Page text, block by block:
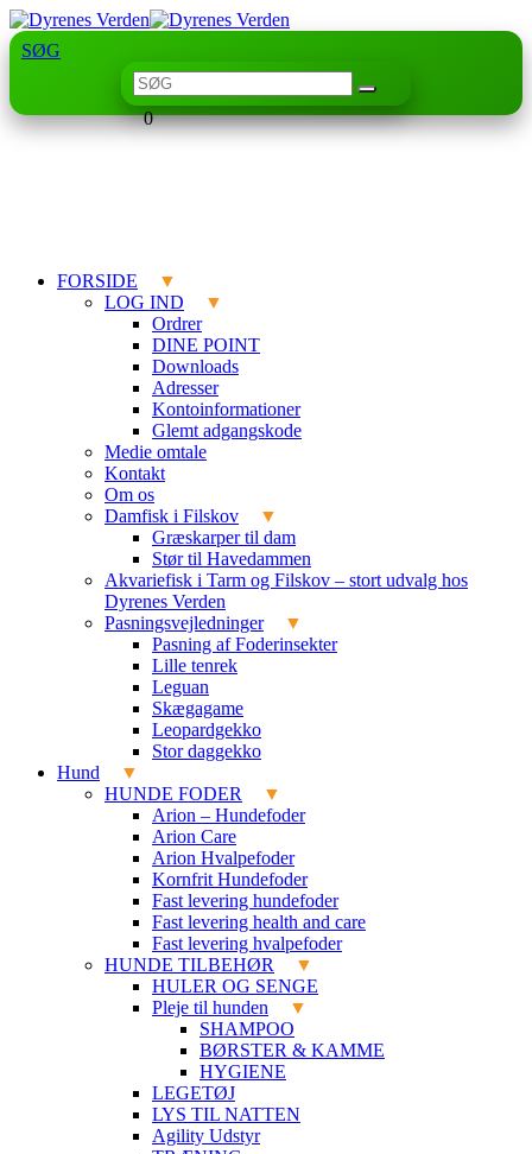
SØG
0
FORSIDE
LOG IND
Ordrer
DINE POINT
Downloads
Adresser
Kontoinformationer
Glemt adgangskode
Medie omtale
Kontakt
Om os
Damfisk i Filskov
Græskarper til dam
Stør til Havedammen
Akvariefisk i Tarm og Filskov – stort udvalg hos
Dyrenes Verden
Pasningsvejledninger
Pasning af Foderinsekter
Lille tenrek
Leguan
Skægagame
Leopardgekko
Stor daggekko
Hund
HUNDE FODER
Arion – Hundefoder
Arion Care
Arion Hvalpefoder
Kornfrit Hundefoder
Fast levering hundefoder
Fast levering health and care
Fast levering hvalpefoder
HUNDE TILBEHØR
HULER OG SENGE
Pleje til hunden
SHAMPOO
BØRSTER & KAMME
HYGIENE
LEGETØJ
LYS TIL NATTEN
Agility Udstyr